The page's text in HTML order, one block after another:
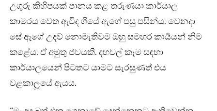
උගුරු කිහිපයක් පානය කළ තරුණයා කාර්යාල
කාමරය වෙත ඇවිද ගියේ ඇගේ පසු පසින්ය. වෙනදා
සේ ඇගේ උදව් නොමැතිවම ඔහු සමහර කාර්‍යයන් නිම
කළේය. ඒ අමුතු ජවයකි. දහවල් කෑම සඳහා
කාර්යාලයෙන් පිටතට යාමට සැරසුණත් එය
වළකාලූයේ ඇයය.